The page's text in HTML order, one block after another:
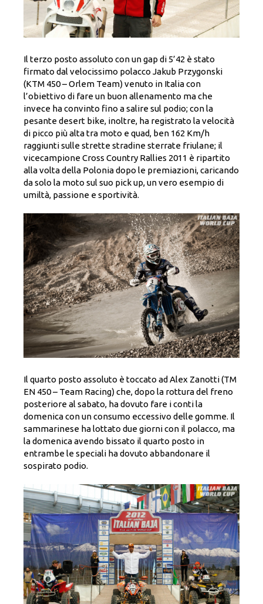
Il terzo posto assoluto con un gap di 5’42 è stato
firmato dal velocissimo polacco Jakub Przygonski
(KTM 450 – Orlem Team) venuto in Italia con
l’obiettivo di fare un buon allenamento ma che
invece ha convinto fino a salire sul podio; con la
pesante desert bike, inoltre, ha registrato la velocità
di picco più alta tra moto e quad, ben 162 Km/h
raggiunti sulle strette stradine sterrate friulane; il
vicecampione Cross Country Rallies 2011 è ripartito
alla volta della Polonia dopo le premiazioni, caricando
da solo la moto sul suo pick up, un vero esempio di
umiltà, passione e sportività.
Il quarto posto assoluto è toccato ad Alex Zanotti (TM
EN 450 – Team Racing) che, dopo la rottura del freno
posteriore al sabato, ha dovuto fare i conti la
domenica con un consumo eccessivo delle gomme. Il
sammarinese ha lottato due giorni con il polacco, ma
la domenica avendo bissato il quarto posto in
entrambe le speciali ha dovuto abbandonare il
sospirato podio.